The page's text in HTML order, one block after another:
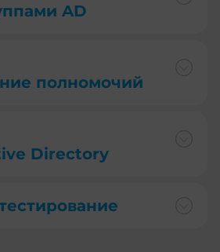
AD
полномочий
Directory